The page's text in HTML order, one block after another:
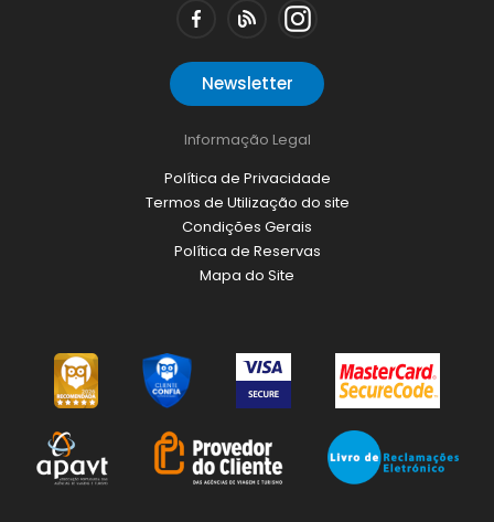
Newsletter
Informação Legal
Política de Privacidade
Termos de Utilização do site
Condições Gerais
Política de Reservas
Mapa do Site